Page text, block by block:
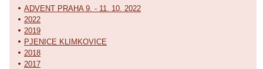
ADVENT PRAHA 9. - 11. 10. 2022
2022
2019
PJENICE KLIMKOVICE
2018
2017